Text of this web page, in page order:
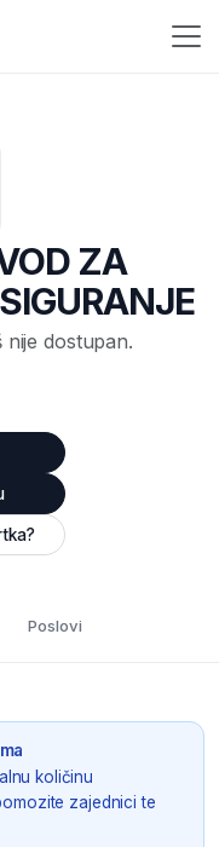
ZA
dostupan.
Poslovi
količinu
zajednici te